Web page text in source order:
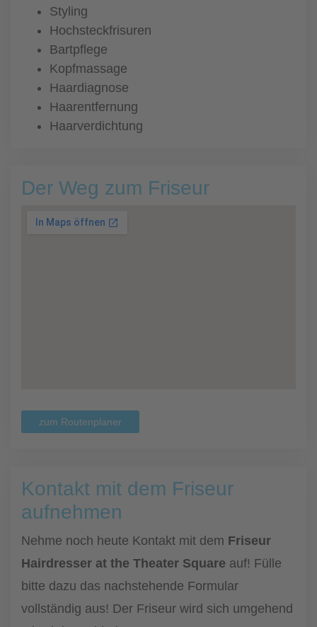
Styling
Hochsteckfrisuren
Bartpflege
Kopfmassage
Haardiagnose
Haarentfernung
Haarverdichtung
Der Weg zum Friseur
zum Routenplaner
Kontakt mit dem Friseur
aufnehmen
Nehme noch heute Kontakt mit dem Friseur
Hairdresser at the Theater Square auf! Fülle
bitte dazu das nachstehende Formular
vollständig aus! Der Friseur wird sich umgehend